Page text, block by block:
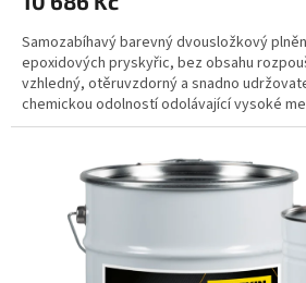
Samozabíhavý barevný dvousložkový
epoxidových pryskyřic, bez obsahu
vzhledný, otěruvzdorný a snadno
chemickou odolností odolávající vysoké
Výrobek je atestován na styk s pitnou
interiéru jako litý povlak pochozích i
podlah se středním až vysokým
výrobní haly, dílny, garáže, skladové
a výstavní plochy, výrobny potravin apod.
vlivem UV záření nemá vliv na funkčnost
odolný vhodný pro styk s potravinami
bez dilatací lesklý povrch